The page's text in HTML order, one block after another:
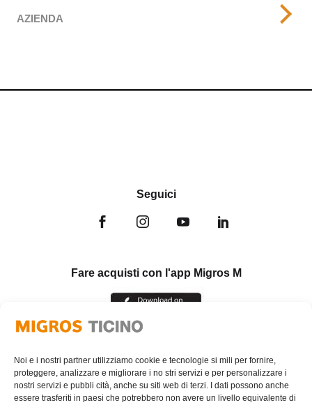
Noi e i nostri partner utilizziamo cookie e tecnologie si mili per fornire,
proteggere, analizzare e migliorare i no stri servizi e per personalizzare i
nostri servizi e pubbli cità, anche su siti web di terzi. I dati possono anche
essere trasferiti in paesi che potrebbero non avere un livello equivalente di
AZIENDA
Seguici
Fare acquisti con l'app Migros M